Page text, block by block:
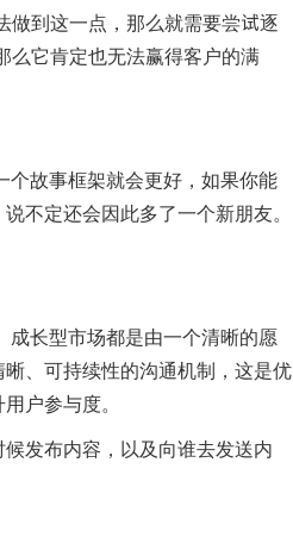
做到这一点，那么就需要尝试逐
么它肯定也无法赢得客户的满
个故事框架就会更好，如果你能
不定还会因此多了一个新朋友。
成长型市场都是由一个清晰的愿
、可持续性的沟通机制，这是优
户参与度。
发布内容，以及向谁去发送内